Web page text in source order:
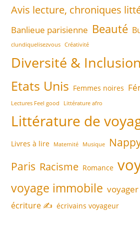
Avis lecture, chroniques
Banlieue parisienne Beauté
clundiquelisezvous Créativité
Diversité & Inclusion
Etats Unis Femmes noires
Lectures Feel good Littérature afro
Littérature de
Livres à lire Maternité Musique
Paris Racisme Romance
voyage immobile
écriture ✍️ écrivains voyageur